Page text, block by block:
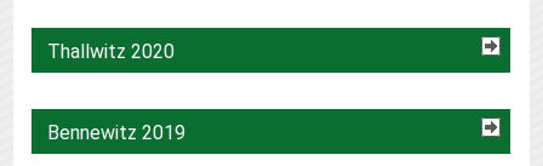
Thallwitz 2020
Bennewitz 2019